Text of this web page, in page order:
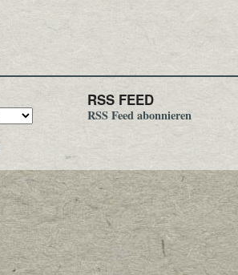
RSS FEED
RSS Feed abonnieren